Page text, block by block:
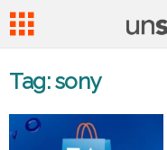
Tag: sony